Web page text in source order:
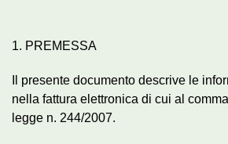
1. PREMESSA
Il presente documento descrive le
nella fattura elettronica di cui al
legge n. 244/2007.